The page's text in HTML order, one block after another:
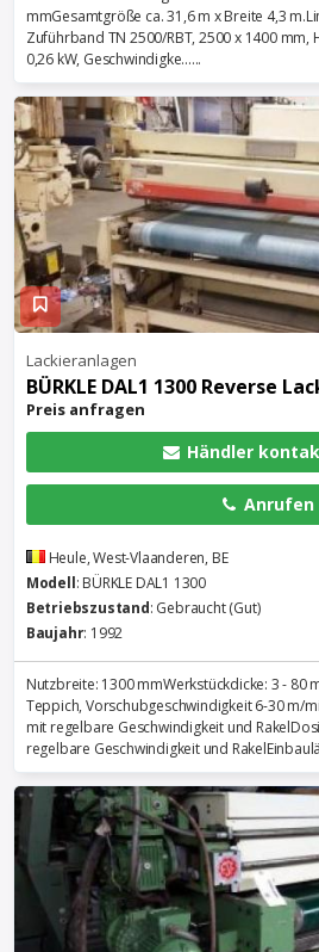
mmGesamtgröße ca. 31,6 m x Breite 4,3
Zuführband TN 2500/RBT, 2500 x 1400 mm,
0,26 kW, Geschwindigke......
Lackieranlagen
BÜRKLE DAL1 1300 Reverse
Preis anfragen
Händler
Anrufen
Heule, West-Vlaanderen, BE
Modell: BÜRKLE DAL1 1300
Betriebszustand: Gebraucht (Gut)
Baujahr: 1992
Nutzbreite: 1300 mmWerkstückdicke: 3 - 80
Teppich, Vorschubgeschwindigkeit 6-30 m/
mit regelbare Geschwindigkeit und
regelbare Geschwindigkeit und